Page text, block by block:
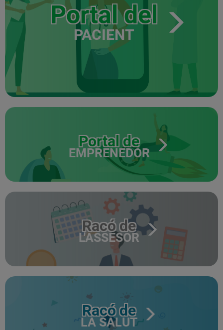
Portal del
PACIENT
Portal de
EMPRENEDOR
Racó de
L'ASSESOR
Racó de
LA SALUT